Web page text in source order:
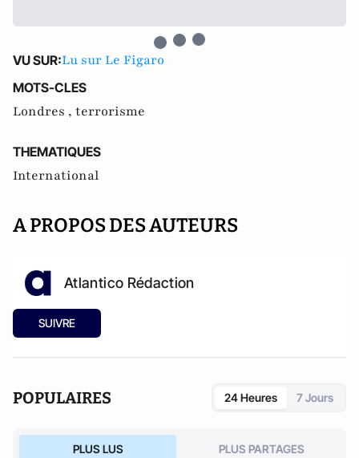
VU SUR:Lu sur Le Figaro
MOTS-CLES
Londres , terrorisme
THEMATIQUES
International
A PROPOS DES AUTEURS
Atlantico Rédaction
SUIVRE
POPULAIRES 24 Heures 7 Jours
PLUS LUS PLUS PARTAGES